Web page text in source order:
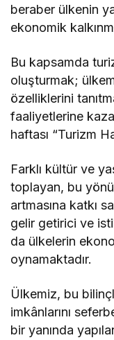
beraber ülkenin
ekonomik
Bu kapsamda
oluşturmak;
özelliklerini
faaliyetlerine
haftası “Turizm
Farklı kültür ve
toplayan, bu
artmasına katkı
gelir getirici ve
da ülkelerin
oynamaktadır.
Ülkemiz, bu
imkânlarını
bir yanında